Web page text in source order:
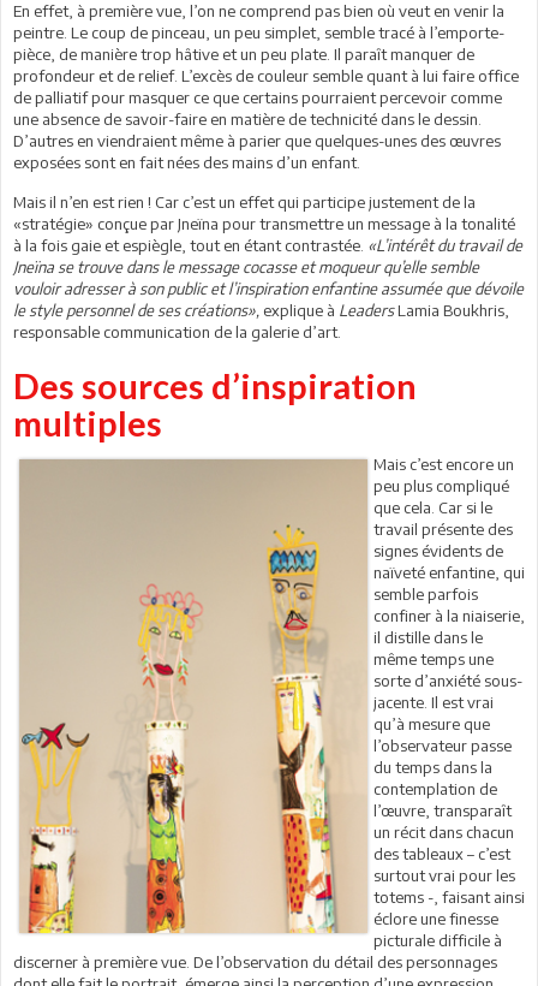
En effet, à première vue, l’on ne comprend pas bien où veut en venir la
peintre. Le coup de pinceau, un peu simplet, semble tracé à l’emporte-
pièce, de manière trop hâtive et un peu plate. Il paraît manquer de
profondeur et de relief. L’excès de couleur semble quant à lui faire office
de palliatif pour masquer ce que certains pourraient percevoir comme
une absence de savoir-faire en matière de technicité dans le dessin.
D’autres en viendraient même à parier que quelques-unes des œuvres
exposées sont en fait nées des mains d’un enfant.
Mais il n’en est rien ! Car c’est un effet qui participe justement de la
«stratégie» conçue par Jneïna pour transmettre un message à la tonalité
à la fois gaie et espiègle, tout en étant contrastée. «L’intérêt du travail de
Jneïna se trouve dans le message cocasse et moqueur qu’elle semble
vouloir adresser à son public et l’inspiration enfantine assumée que dévoile
le style personnel de ses créations», explique à LeadersLamia Boukhris,
responsable communication de la galerie d’art.
Des sources d’inspiration
multiples
Mais c’est encore un
peu plus compliqué
que cela. Car si le
travail présente des
signes évidents de
naïveté enfantine, qui
semble parfois
confiner à la niaiserie,
il distille dans le
même temps une
sorte d’anxiété sous-
jacente. Il est vrai
qu’à mesure que
l’observateur passe
du temps dans la
contemplation de
l’œuvre, transparaît
un récit dans chacun
des tableaux – c’est
surtout vrai pour les
totems -, faisant ainsi
éclore une finesse
picturale difficile à
discerner à première vue. De l’observation du détail des personnages